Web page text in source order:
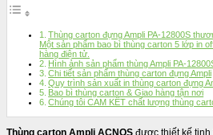
Thùng carton đựng Ampli PA-12800S
Một sản phẩm bao bì thùng carton 5 lớp in
hàng điện tử.
Hình ảnh sản phẩm thùng Ampli PA-
Chi tiết sản phẩm thùng carton đựng Ampli
Quy trình sản xuất in thùng carton đựng
Bao bì thùng carton & Giao hàng tận nơi
Chúng tôi CAM KẾT chất lượng thùng
Thùng carton Ampli ACNOS được thiết kế